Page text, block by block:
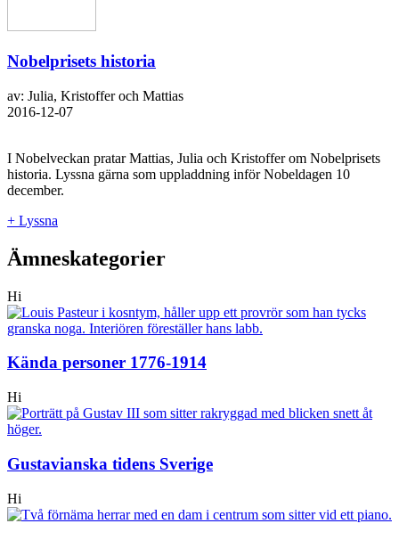
Nobelprisets historia
av: Julia, Kristoffer och Mattias
2016-12-07
I Nobelveckan pratar Mattias, Julia och Kristoffer om Nobelprisets
historia. Lyssna gärna som uppladdning inför Nobeldagen 10
december.
+ Lyssna
Ämneskategorier
Hi
Kända personer 1776-1914
Hi
Gustavianska tidens Sverige
Hi